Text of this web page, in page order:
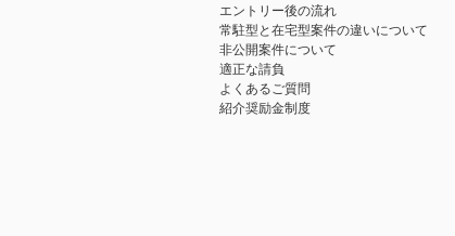
エントリー後の流れ
常駐型と在宅型案件の違いについて
非公開案件について
適正な請負
よくあるご質問
紹介奨励金制度